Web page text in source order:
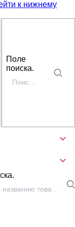
к нижнему
Поле
поиска.